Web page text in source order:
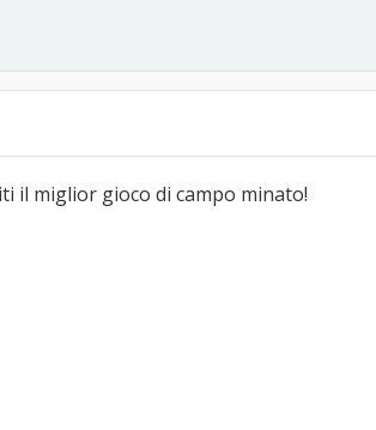
il miglior gioco di campo minato!